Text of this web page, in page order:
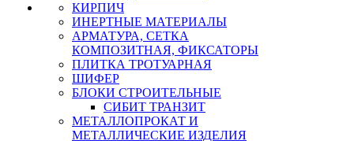
КИРПИЧ
ИНЕРТНЫЕ МАТЕРИАЛЫ
АРМАТУРА, СЕТКА
КОМПОЗИТНАЯ, ФИКСАТОРЫ
ПЛИТКА ТРОТУАРНАЯ
ШИФЕР
БЛОКИ СТРОИТЕЛЬНЫЕ
СИБИТ ТРАНЗИТ
МЕТАЛЛОПРОКАТ И
МЕТАЛЛИЧЕСКИЕ ИЗДЕЛИЯ